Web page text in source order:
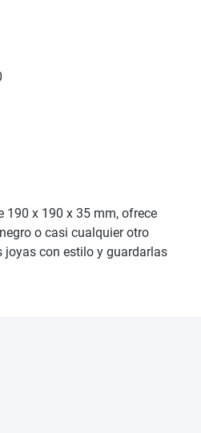
190 x 190 x 35 mm, ofrece
o casi cualquier otro
joyas con estilo y guardarlas